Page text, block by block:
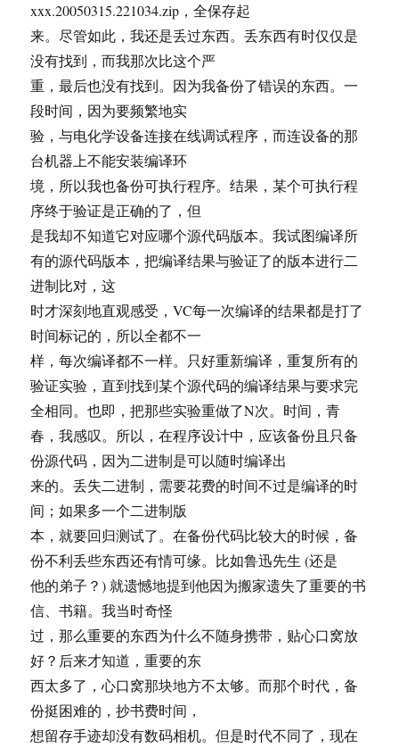
xxx.20050315.221034.zip，全保存起
来。尽管如此，我还是丢过东西。丢东西有时仅仅是
没有找到，而我那次比这个严
重，最后也没有找到。因为我备份了错误的东西。一
段时间，因为要频繁地实
验，与电化学设备连接在线调试程序，而连设备的那
台机器上不能安装编译环
境，所以我也备份可执行程序。结果，某个可执行程
序终于验证是正确的了，但
是我却不知道它对应哪个源代码版本。我试图编译所
有的源代码版本，把编译结果与验证了的版本进行二
进制比对，这
时才深刻地直观感受，VC每一次编译的结果都是打了
时间标记的，所以全都不一
样，每次编译都不一样。只好重新编译，重复所有的
验证实验，直到找到某个源代码的编译结果与要求完
全相同。也即，把那些实验重做了N次。时间，青
春，我感叹。所以，在程序设计中，应该备份且只备
份源代码，因为二进制是可以随时编译出
来的。丢失二进制，需要花费的时间不过是编译的时
间；如果多一个二进制版
本，就要回归测试了。在备份代码比较大的时候，备
份不利丢些东西还有情可缘。比如鲁迅先生 (还是
他的弟子？) 就遗憾地提到他因为搬家遗失了重要的书
信、书籍。我当时奇怪
过，那么重要的东西为什么不随身携带，贴心口窝放
好？后来才知道，重要的东
西太多了，心口窝那块地方不太够。而那个时代，备
份挺困难的，抄书费时间，
想留存手迹却没有数码相机。但是时代不同了，现在